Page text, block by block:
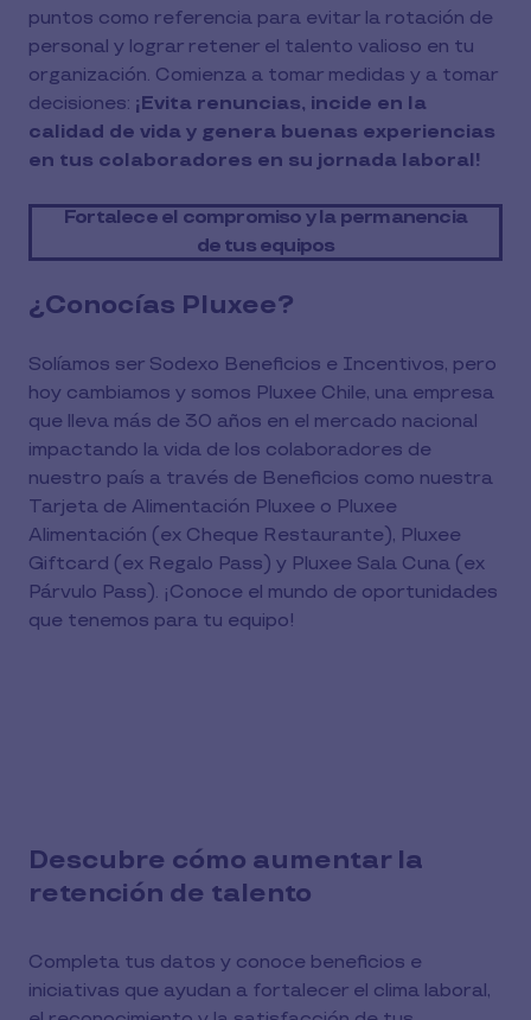
puntos como referencia para evitar la rotación de
personal y lograr retener el talento valioso en tu
organización. Comienza a tomar medidas y a tomar
decisiones: ¡Evita renuncias, incide en la
calidad de vida y genera buenas experiencias
en tus colaboradores en su jornada laboral!
Fortalece el compromiso y la permanencia
de tus equipos
¿Conocías Pluxee?
Solíamos ser Sodexo Beneficios e Incentivos, pero
hoy cambiamos y somos Pluxee Chile, una empresa
que lleva más de 30 años en el mercado nacional
impactando la vida de los colaboradores de
nuestro país a través de Beneficios como nuestra
Tarjeta de Alimentación Pluxee o Pluxee
Alimentación (ex Cheque Restaurante), Pluxee
Giftcard (ex Regalo Pass) y Pluxee Sala Cuna (ex
Párvulo Pass). ¡Conoce el mundo de oportunidades
que tenemos para tu equipo!
Descubre cómo aumentar la
retención de talento
Completa tus datos y conoce beneficios e
iniciativas que ayudan a fortalecer el clima laboral,